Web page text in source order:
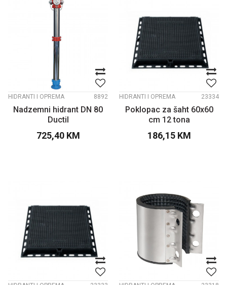
HIDRANTI I OPREMA 8892
Nadzemni hidrant DN 80
Ductil
725,40 KM
HIDRANTI I OPREMA 23334
Poklopac za šaht 60x60
cm 12 tona
186,15 KM